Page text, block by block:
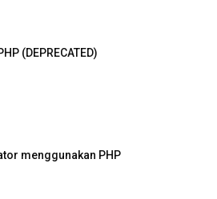
(DEPRECATED)
menggunakan PHP